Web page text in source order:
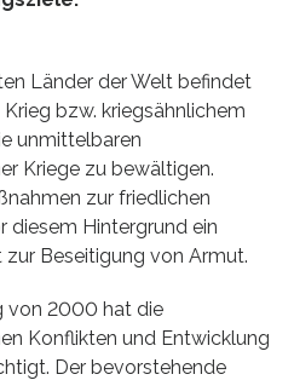
Länder der Welt befindet
bzw. kriegsähnlichem
unmittelbaren
Kriege zu bewältigen.
zur friedlichen
diesem Hintergrund ein
Beseitigung von Armut.
von 2000 hat die
Konflikten und Entwicklung
Der bevorstehende